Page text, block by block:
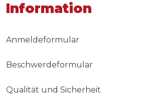
Information
Anmeldeformular
Beschwerdeformular
Qualität und Sicherheit